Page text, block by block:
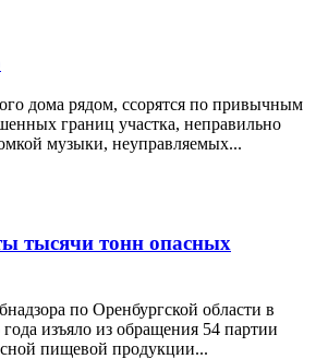
дома рядом, ссорятся по привычным
границ участка, неправильно
музыки, неуправляемых...
тысячи тонн опасных
по Оренбургской области в
изъяло из обращения 54 партии
пищевой продукции...